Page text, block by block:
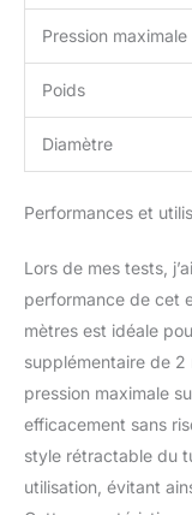
Pression maximale
Poids
Diamètre
Performances et
Lors de mes tests,
performance de cet
mètres est idéale
supplémentaire de
pression maximale
efficacement sans
style rétractable du
utilisation, évitant